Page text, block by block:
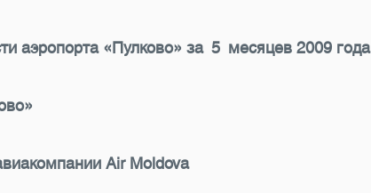
аэропорта «Пулково» за 5 месяцев 2009 года
Air Moldova